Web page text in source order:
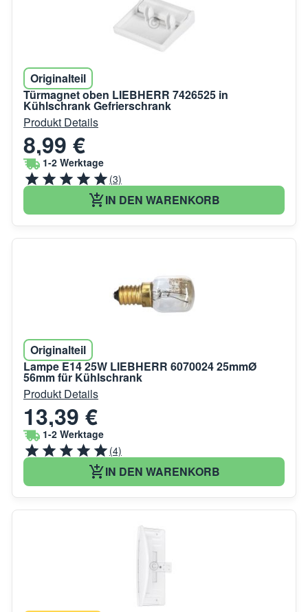
Originalteil
Türmagnet oben LIEBHERR 7426525 in
Kühlschrank Gefrierschrank
Produkt Details
8,99 €
1-2 Werktage
(3)
IN DEN WARENKORB
Originalteil
Lampe E14 25W LIEBHERR 6070024 25mmØ
56mm für Kühlschrank
Produkt Details
13,39 €
1-2 Werktage
(4)
IN DEN WARENKORB